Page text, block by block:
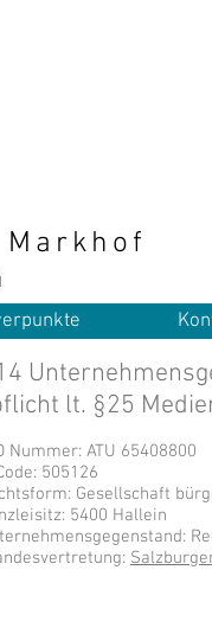
lt. §25
Nummer: ATU 65408800
505126
Gesellschaft
5400 Hallein